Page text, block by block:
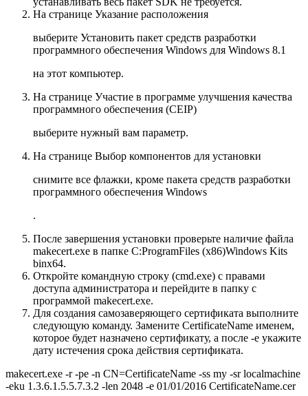
На странице Указание расположения
выберите Установить пакет средств разработки
программного обеспечения Windows для Windows 8.1
на этот компьютер.
На странице Участие в программе улучшения качества
программного обеспечения (CEIP)
выберите нужный вам параметр.
На странице Выбор компонентов для установки
снимите все флажки, кроме пакета средств разработки
программного обеспечения Windows
.
После завершения установки проверьте наличие файла
makecert.exe в папке C:ProgramFiles (x86)Windows Kits
binx64.
Откройте командную строку (cmd.exe) с правами
доступа администратора и перейдите в папку с
программой makecert.exe.
Для создания самозаверяющего сертификата выполните
следующую команду. Замените CertificateName именем,
которое будет назначено сертификату, а после -e укажите
дату истечения срока действия сертификата.
makecert.exe -r -pe -n CN=CertificateName -ss my -sr localmachine
-eku 1.3.6.1.5.5.7.3.2 -len 2048 -e 01/01/2016 CertificateName.cer